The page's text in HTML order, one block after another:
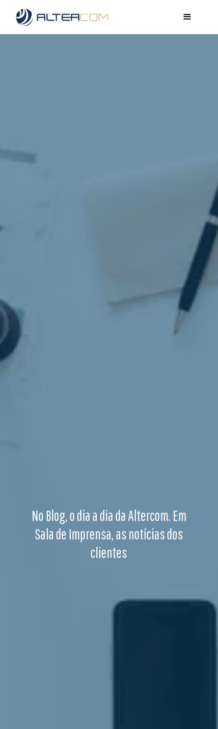
No Blog, o dia a dia da Altercom. Em
Sala de Imprensa, as notícias dos
clientes